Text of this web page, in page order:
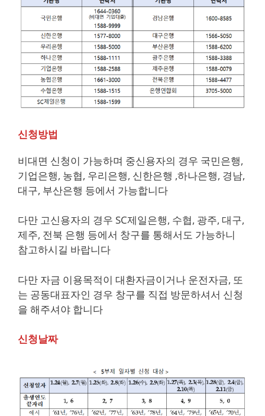
신청방법
비대면 신청이 가능하며 중신용자의 경우 국민은행,
기업은행, 농협, 우리은행, 신한은행 ,하나은행, 경남,
대구, 부산은행 등에서 가능합니다
다만 고신용자의 경우 SC제일은행, 수협, 광주, 대구,
제주, 전북 은행 등에서 창구를 통해서도 가능하니
참고하시길 바랍니다
다만 자금 이용목적이 대환자금이거나 운전자금, 또
는 공동대표자인 경우 창구를 직접 방문하셔서 신청
을 해주셔야 합니다
신청날짜